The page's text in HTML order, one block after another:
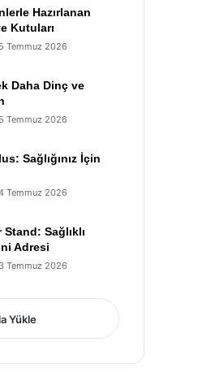
Hazırlanan
Kutuları
Temmuz 2026
Daha Dinç ve
Temmuz 2026
Sağlığınız İçin
Temmuz 2026
Sağlıklı
Adresi
Temmuz 2026
Yükle